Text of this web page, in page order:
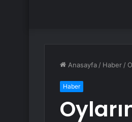
Anasayfa / Haber /
Haber